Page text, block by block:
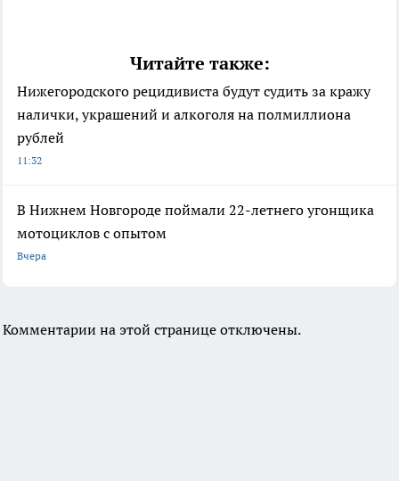
Читайте также:
Нижегородского рецидивиста будут судить за кражу
налички, украшений и алкоголя на полмиллиона
рублей
11:32
В Нижнем Новгороде поймали 22-летнего угонщика
мотоциклов с опытом
Вчера
Комментарии на этой странице отключены.